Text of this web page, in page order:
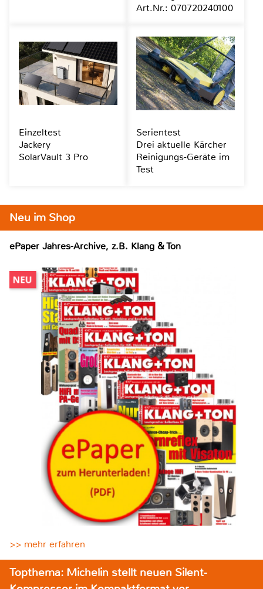
Neu im Shop
ePaper Jahres-Archive, z.B. Klang & Ton
>> mehr erfahren
Topthema: Michelin stellt neuen Silent-
Art.Nr.: 070720240100
Einzeltest
Jackery
SolarVault 3 Pro
Serientest
Drei aktuelle Kärcher
Reinigungs-Geräte im
Test